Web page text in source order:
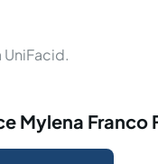
Mylena Franco